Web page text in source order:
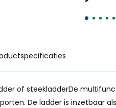
of steekladderDe
De ladder is inzetbaar